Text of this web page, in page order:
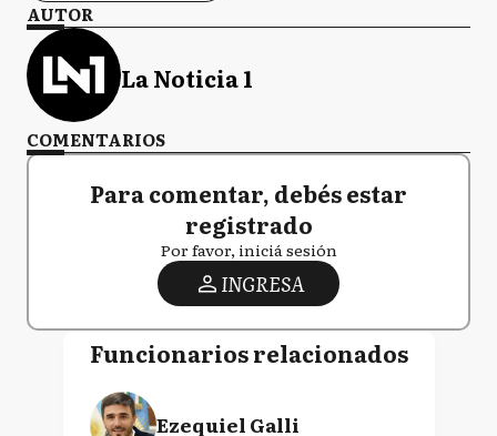
AUTOR
La Noticia 1
COMENTARIOS
Para comentar, debés estar
registrado
Por favor, iniciá sesión
INGRESA
Funcionarios relacionados
Ezequiel Galli